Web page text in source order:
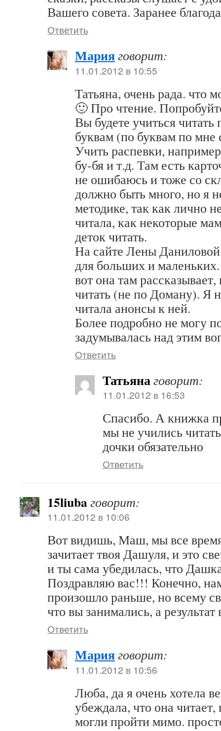
Вашего совета. Заранее
Ответить
Марияговорит:
11.01.2012 в 10:55
Татьяна, очень рада. что
🙂 Про чтение.
Вы будете учиться
буквам (по буквам по мне
Учить распевки,
бу-бя и т.д. Там есть
не ошибаюсь и тоже со
должно быть много, но я
методике, так как лично
читала, как некоторые
деток читать.
На сайте Лены
для больших и
вот она там
читать (не по Доману). Я
читала анонсы к ней.
Более подробно не могу
задумывалась над этим
Ответить
Татьянаговорит:
11.01.2012 в 16:53
Спасибо. А книжка
мы не учились
дочки обязательно
Ответить
15liubaговорит:
11.01.2012 в 10:06
Вот видишь, Маш, мы все
зачитает твоя Дашуля, и это
и ты сама убедилась, что
Поздравляю вас!!! Конечно,
произошло раньше, но всему
что вы занимались, а результат
Ответить
Марияговорит:
11.01.2012 в 10:56
Люба, да я очень хотела
убеждала, что она читает,
могли пройти мимо.